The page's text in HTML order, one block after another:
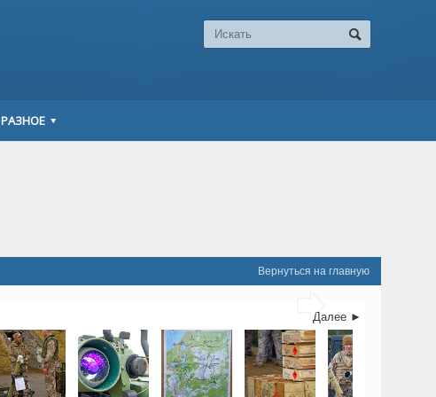
РАЗНОЕ
Вернуться на главную

Далее ►